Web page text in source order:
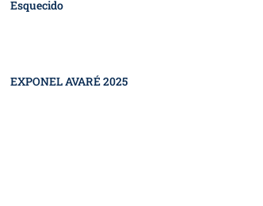
Esquecido
EXPONEL AVARÉ 2025